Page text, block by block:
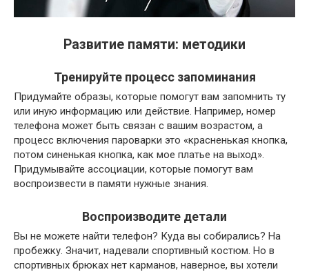
Развитие памяти: методики
Тренируйте процесс запоминания
Придумайте образы, которые помогут вам запомнить ту
или иную информацию или действие. Например, номер
телефона может быть связан с вашим возрастом, а
процесс включения пароварки это «красненькая кнопка,
потом синенькая кнопка, как мое платье на выход».
Придумывайте ассоциации, которые помогут вам
воспроизвести в памяти нужные знания.
Воспроизводите детали
Вы не можете найти телефон? Куда вы собирались? На
пробежку. Значит, надевали спортивный костюм. Но в
спортивных брюках нет карманов, наверное, вы хотели